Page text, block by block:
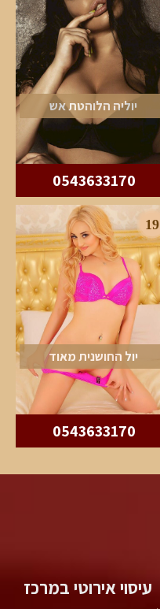
יוליה הלוהטת אש
0543633170
19
יול החושנית מאוד
0543633170
עיסוי אירוטי במרכז